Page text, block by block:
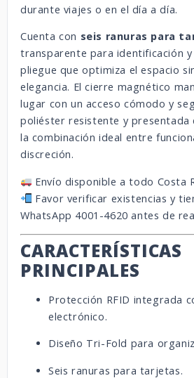
durante viajes o en el día a día.
Cuenta con seis ranuras para
transparente para identificación
pliegue que optimiza el espacio
elegancia. El cierre magnético
lugar con un acceso cómodo y
poliéster resistente y presentada
la combinación ideal entre
discreción.
Envío disponible a todo Costa
Favor verificar existencias y
WhatsApp 4001-4620 antes de
CARACTERÍSTICAS
PRINCIPALES
Protección RFID integrada
electrónico.
Diseño Tri-Fold para
Seis ranuras para tarjetas.